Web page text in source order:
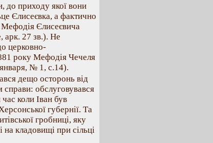
до приходу якої вони
Єлисеєвка, а фактично
Єлисеєвича
арк. 27 зв.). Не
церковно-
року Мефодія Чечеля
№ 1, с.14).
дещо осторонь від
справи: обслуговувався
коли Іван був
губернії. Та
гробниці, яку
кладовищі при сільці